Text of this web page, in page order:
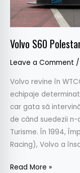
Volvo S60
Leave a Comment /
Volvo revine în
echipaje
car gata să
de când suedezii
Turisme. În 1994,
Racing), Volvo a
Read More »